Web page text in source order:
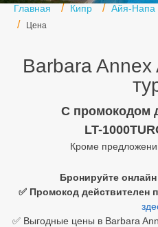
Главная Кипр Айя-Напа
Цена
Barbara
C промокодом
LT-
Кроме
Бронируйте
✅ Промокод действителен
✅ Выгодные цены в Barbara
Офис г. Москва
Египет
Куба